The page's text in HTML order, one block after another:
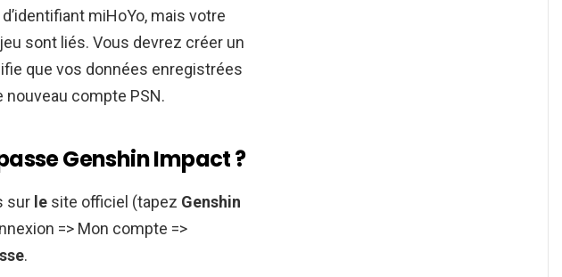
d’identifiant miHoYo, mais votre
sont liés. Vous devrez créer un
que vos données enregistrées
nouveau compte PSN.
Genshin Impact ?
sur le site officiel (tapez Genshin
=> Mon compte =>
.